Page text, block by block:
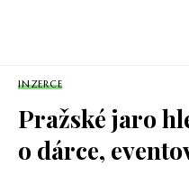
INZERCE
Pražské jaro
o dárce,